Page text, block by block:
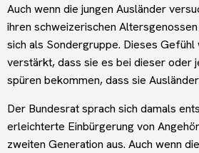
Auch wenn die jungen Ausländer
ihren schweizerischen
sich als Sondergruppe. Dieses Gefühl
verstärkt, dass sie es bei dieser oder
spüren bekommen, dass sie
Der Bundesrat sprach sich damals
erleichterte Einbürgerung von
zweiten Generation aus. Auch wenn